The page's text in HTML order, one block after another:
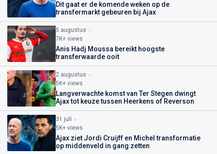
Dit gaat er de komende weken op de
transfermarkt gebeuren bij Ajax
5 augustus
7K+ views
Anis Hadj Moussa bereikt hoogste
transferwaarde ooit
2 augustus
5K+ views
Langverwachte komst van Ter Stegen dwingt
Ajax tot keuze tussen Heerkens of Reverson
31 juli
5K+ views
Ajax ziet Jordi Cruijff en Michel transformatie
op middenveld in gang zetten